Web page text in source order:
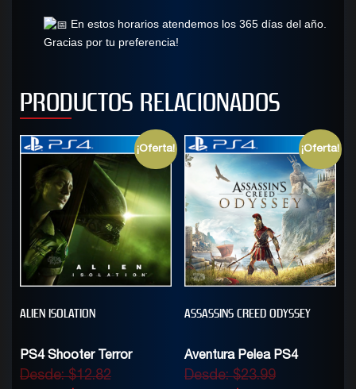
En estos horarios atendemos los 365 días del año.
Gracias por tu preferencia!
PRODUCTOS RELACIONADOS
¡Oferta!
ALIEN ISOLATION
PS4 Shooter Terror
Desde:$12.82
¡Oferta!
ASSASSINS CREED ODYSSEY
Aventura Pelea PS4
Desde:$23.99